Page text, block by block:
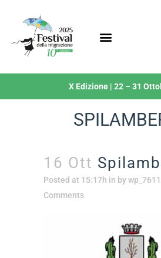
X Edizione | 22 – 31
16 Ott
Posted at 15:17h in by
Comments